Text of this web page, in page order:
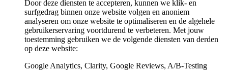
Door deze diensten te accepteren, kunnen we klik- en
surfgedrag binnen onze website volgen en anoniem
analyseren om onze website te optimaliseren en de algehele
gebruikerservaring voortdurend te verbeteren. Met jouw
toestemming gebruiken we de volgende diensten van derden
op deze website:
Google Analytics, Clarity, Google Reviews, A/B-Testing